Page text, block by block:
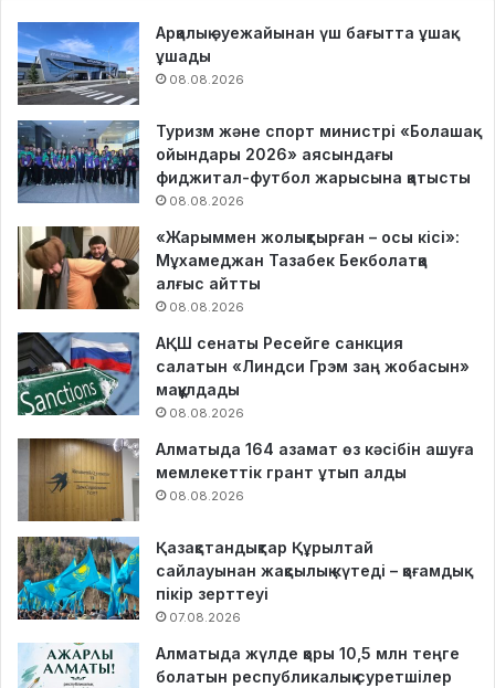
Арқалық әуежайынан үш бағытта ұшақ
ұшады
08.08.2026
Туризм және спорт министрі «Болашақ
ойындары 2026» аясындағы
фиджитал-футбол жарысына қатысты
08.08.2026
«Жарыммен жолықтырған – осы кісі»:
Мұхамеджан Тазабек Бекболатқа
алғыс айтты
08.08.2026
АҚШ сенаты Ресейге санкция
салатын «Линдси Грэм заң жобасын»
мақұлдады
08.08.2026
Алматыда 164 азамат өз кәсібін ашуға
мемлекеттік грант ұтып алды
08.08.2026
Қазақстандықтар Құрылтай
сайлауынан жақсылық күтеді – қоғамдық
пікір зерттеуі
07.08.2026
Алматыда жүлде қоры 10,5 млн теңге
болатын республикалық суретшілер